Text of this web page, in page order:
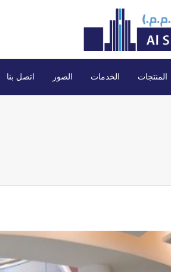
المنتجات الخدمات الصور‎ اتصل بنا